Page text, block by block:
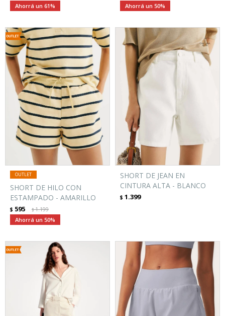
61 50
SHORT DE HILO CON
ESTAMPADO - AMARILLO
$ 595 $1.199
50
SHORT DE JEAN EN
CINTURA ALTA - BLANCO
$ 1.399